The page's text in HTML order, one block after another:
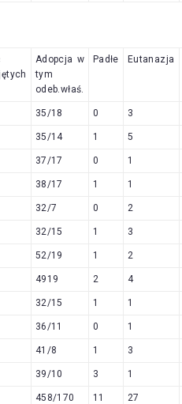
Adopcja w
tym
odeb.właś.
Padłe Eutanazja
35/18 0 3
35/14 1 5
37/17 0 1
38/17 1 1
32/7 0 2
32/15 1 3
52/19 1 2
4919 2 4
32/15 1 1
36/11 0 1
41/8 1 3
39/10 3 1
458/170 11 27